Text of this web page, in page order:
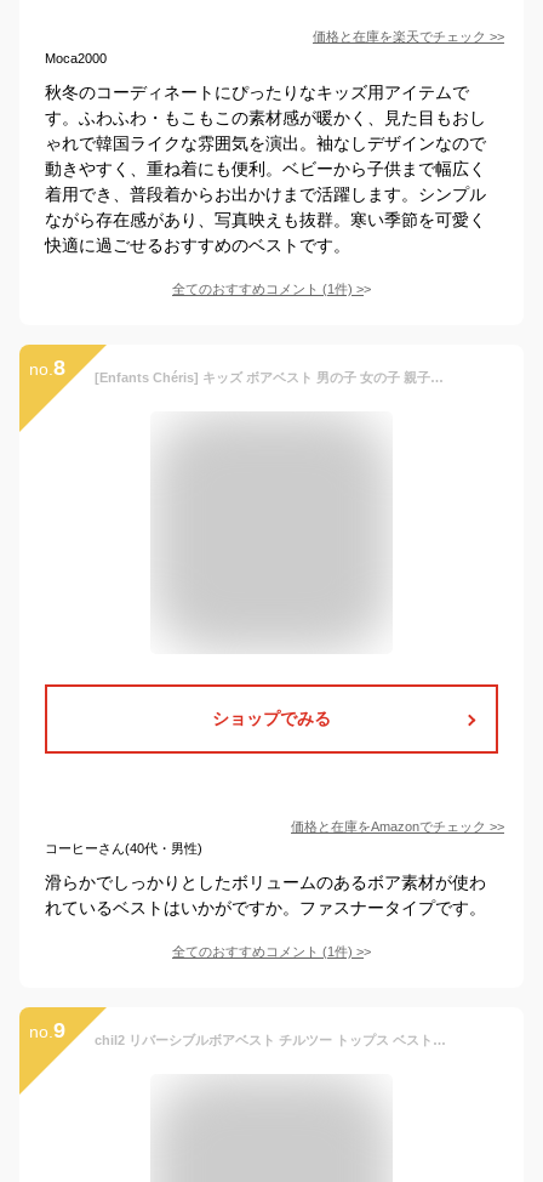
価格と在庫を楽天でチェック >>
Moca2000
秋冬のコーディネートにぴったりなキッズ用アイテムで
す。ふわふわ・もこもこの素材感が暖かく、見た目もおし
ゃれで韓国ライクな雰囲気を演出。袖なしデザインなので
動きやすく、重ね着にも便利。ベビーから子供まで幅広く
着用でき、普段着からお出かけまで活躍します。シンプル
ながら存在感があり、写真映えも抜群。寒い季節を可愛く
快適に過ごせるおすすめのベストです。
全てのおすすめコメント (1件) >
no. 8 [Enfants Chéris] キッズ ボアベスト 男の子 女の子 親子服 子供服 紳士 レディース ふわふわ もこもこ 無地 起毛 春秋冬 柔軟 暖かめ ホットコット アウター カーキ 140
ショップでみる
価格と在庫をAmazonでチェック >>
コーヒーさん(40代・男性)
滑らかでしっかりとしたボリュームのあるボア素材が使わ
れているベストはいかがですか。ファスナータイプです。
全てのおすすめコメント (1件) >
no. 9 chil2 リバーシブルボアベスト チルツー トップス ベスト・ジレ ピンク ホワイト ベージュ